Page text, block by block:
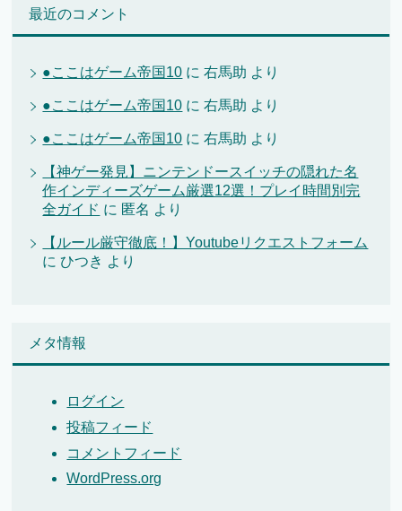
最近のコメント
●ここはゲーム帝国10 に右馬助 より
●ここはゲーム帝国10 に右馬助 より
●ここはゲーム帝国10 に右馬助 より
【神ゲー発見】ニンテンドースイッチの隠れた名
作インディーズゲーム厳選12選！プレイ時間別完
全ガイド に 匿名 より
【ルール厳守徹底！】Youtubeリクエストフォーム
にひつき より
メタ情報
ログイン
投稿フィード
コメントフィード
WordPress.org